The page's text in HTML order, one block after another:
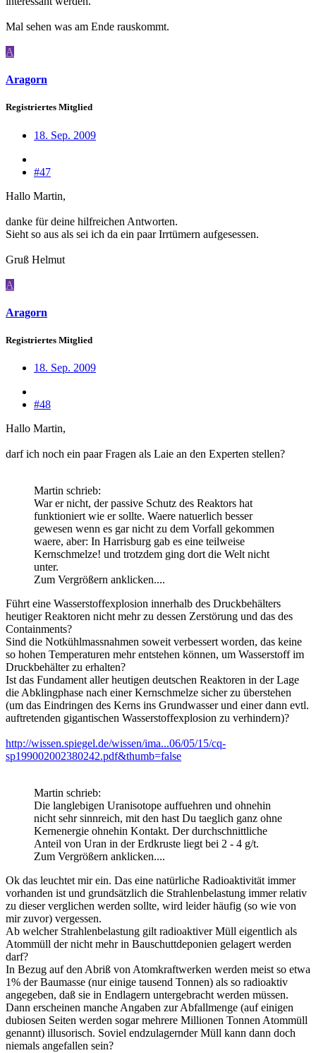
Mal sehen was am Ende rauskommt.
A
Aragorn
Registriertes Mitglied
18. Sep. 2009
#47
Hallo Martin,
danke für deine hilfreichen Antworten.
Sieht so aus als sei ich da ein paar Irrtümern aufgesessen.
Gruß Helmut
A
Aragorn
Registriertes Mitglied
18. Sep. 2009
#48
Hallo Martin,
darf ich noch ein paar Fragen als Laie an den Experten stellen?
Martin schrieb:
War er nicht, der passive Schutz des Reaktors hat
funktioniert wie er sollte. Waere natuerlich besser
gewesen wenn es gar nicht zu dem Vorfall gekommen
waere, aber: In Harrisburg gab es eine teilweise
Kernschmelze! und trotzdem ging dort die Welt nicht
unter.
Zum Vergrößern anklicken....
Führt eine Wasserstoffexplosion innerhalb des Druckbehälters
heutiger Reaktoren nicht mehr zu dessen Zerstörung und das des
Containments?
Sind die Notkühlmassnahmen soweit verbessert worden, das keine
so hohen Temperaturen mehr entstehen können, um Wasserstoff im
Druckbehälter zu erhalten?
Ist das Fundament aller heutigen deutschen Reaktoren in der Lage
die Abklingphase nach einer Kernschmelze sicher zu überstehen
(um das Eindringen des Kerns ins Grundwasser und einer dann evtl.
auftretenden gigantischen Wasserstoffexplosion zu verhindern)?
http://wissen.spiegel.de/wissen/ima...06/05/15/cq-
sp199002002380242.pdf&thumb=false
Martin schrieb:
Die langlebigen Uranisotope auffuehren und ohnehin
nicht sehr sinnreich, mit den hast Du taeglich ganz ohne
Kernenergie ohnehin Kontakt. Der durchschnittliche
Anteil von Uran in der Erdkruste liegt bei 2 - 4 g/t.
Zum Vergrößern anklicken....
Ok das leuchtet mir ein. Das eine natürliche Radioaktivität immer
vorhanden ist und grundsätzlich die Strahlenbelastung immer relativ
zu dieser verglichen werden sollte, wird leider häufig (so wie von
mir zuvor) vergessen.
Ab welcher Strahlenbelastung gilt radioaktiver Müll eigentlich als
Atommüll der nicht mehr in Bauschuttdeponien gelagert werden
darf?
In Bezug auf den Abriß von Atomkraftwerken werden meist so etwa
1% der Baumasse (nur einige tausend Tonnen) als so radioaktiv
angegeben, daß sie in Endlagern untergebracht werden müssen.
Dann erscheinen manche Angaben zur Abfallmenge (auf einigen
dubiosen Seiten werden sogar mehrere Millionen Tonnen Atommüll
genannt) illusorisch. Soviel endzulagernder Müll kann dann doch
niemals angefallen sein?